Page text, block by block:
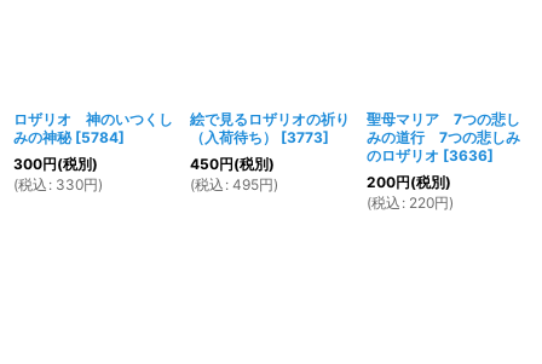
ロザリオ 神のいつくし
みの神秘 [5784]
300円(税別)
(税込 : 330円)
絵で見るロザリオの祈り
（入荷待ち）
[3773]
450円(税別)
(税込 : 495円)
聖母マリア 7つの悲し
みの道行 7つの悲しみ
のロザリオ [3636]
200円(税別)
(税込 : 220円)